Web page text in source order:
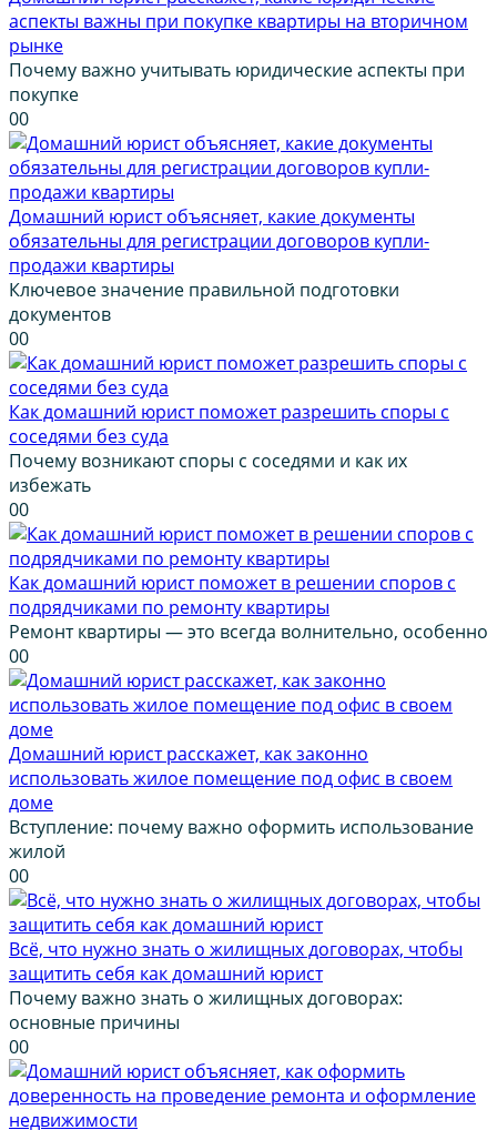
аспекты важны при покупке квартиры на вторичном
рынке
Почему важно учитывать юридические аспекты при
покупке
00
Домашний юрист объясняет, какие документы
обязательны для регистрации договоров купли-
продажи квартиры
Ключевое значение правильной подготовки
документов
00
Как домашний юрист поможет разрешить споры с
соседями без суда
Почему возникают споры с соседями и как их
избежать
00
Как домашний юрист поможет в решении споров с
подрядчиками по ремонту квартиры
Ремонт квартиры — это всегда волнительно, особенно
00
Домашний юрист расскажет, как законно
использовать жилое помещение под офис в своем
доме
Вступление: почему важно оформить использование
жилой
00
Всё, что нужно знать о жилищных договорах, чтобы
защитить себя как домашний юрист
Почему важно знать о жилищных договорах:
основные причины
00